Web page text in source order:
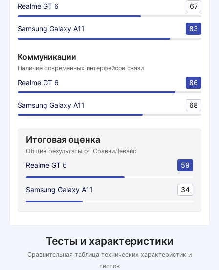
Realme GT 6 67
Samsung Galaxy A11 83
Коммуникации
Наличие современных интерфейсов связи
Realme GT 6 86
Samsung Galaxy A11 68
Итоговая оценка
Общие результаты от СравниДевайс
Realme GT 6 59
Samsung Galaxy A11 34
Тесты и характеристики
Сравнительная таблица технических характеристик и
тестов